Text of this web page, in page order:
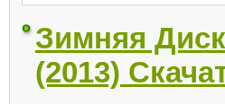
Зимняя
(2013)